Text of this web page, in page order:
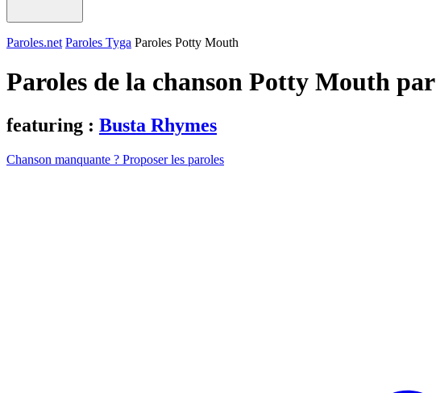
Paroles.net Paroles Tyga Paroles Potty Mouth
Paroles de la chanson Potty Mouth par
featuring : Busta Rhymes
Chanson manquante ? Proposer les paroles